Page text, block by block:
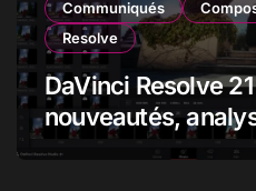
Communiqués
Resolve
DaVinci Resolve
nouveautés,
les monteurs,